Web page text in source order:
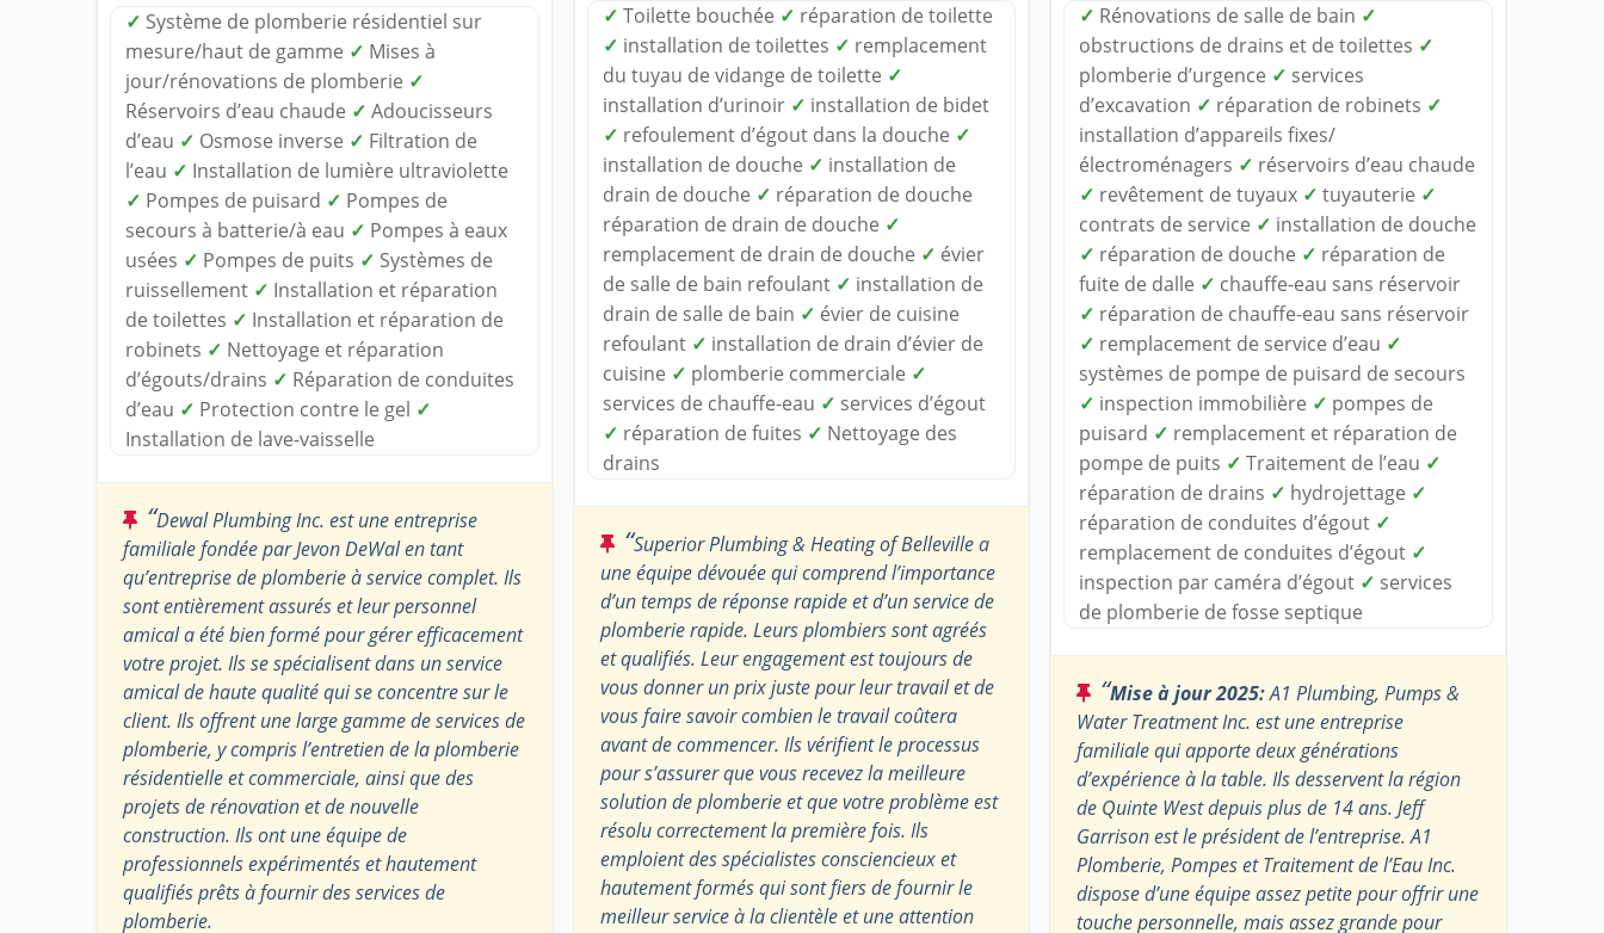
✓ Système de plomberie résidentiel sur
mesure/haut de gamme ✓ Mises à
jour/rénovations de plomberie ✓
Réservoirs d’eau chaude ✓ Adoucisseurs
d’eau ✓ Osmose inverse ✓ Filtration de
l’eau ✓ Installation de lumière ultraviolette
✓ Pompes de puisard ✓ Pompes de
secours à batterie/à eau ✓ Pompes à eaux
usées ✓ Pompes de puits ✓ Systèmes de
ruissellement ✓ Installation et réparation
de toilettes ✓ Installation et réparation de
robinets ✓ Nettoyage et réparation
d’égouts/drains ✓ Réparation de conduites
d’eau ✓ Protection contre le gel ✓
Installation de lave-vaisselle
“Dewal Plumbing Inc. est une entreprise
familiale fondée par Jevon DeWal en tant
qu’entreprise de plomberie à service complet. Ils
sont entièrement assurés et leur personnel
amical a été bien formé pour gérer efficacement
votre projet. Ils se spécialisent dans un service
amical de haute qualité qui se concentre sur le
client. Ils offrent une large gamme de services de
plomberie, y compris l’entretien de la plomberie
résidentielle et commerciale, ainsi que des
projets de rénovation et de nouvelle
construction. Ils ont une équipe de
professionnels expérimentés et hautement
qualifiés prêts à fournir des services de
plomberie.
✓ Toilette bouchée ✓ réparation de toilette
✓ installation de toilettes ✓ remplacement
du tuyau de vidange de toilette ✓
installation d’urinoir ✓ installation de bidet
✓ refoulement d’égout dans la douche ✓
installation de douche ✓ installation de
drain de douche ✓ réparation de douche
réparation de drain de douche ✓
remplacement de drain de douche ✓ évier
de salle de bain refoulant ✓ installation de
drain de salle de bain ✓ évier de cuisine
refoulant ✓ installation de drain d’évier de
cuisine ✓ plomberie commerciale ✓
services de chauffe-eau ✓ services d’égout
✓ réparation de fuites ✓ Nettoyage des
drains
“Superior Plumbing & Heating of Belleville a
une équipe dévouée qui comprend l’importance
d’un temps de réponse rapide et d’un service de
plomberie rapide. Leurs plombiers sont agréés
et qualifiés. Leur engagement est toujours de
vous donner un prix juste pour leur travail et de
vous faire savoir combien le travail coûtera
avant de commencer. Ils vérifient le processus
pour s’assurer que vous recevez la meilleure
solution de plomberie et que votre problème est
résolu correctement la première fois. Ils
emploient des spécialistes consciencieux et
hautement formés qui sont fiers de fournir le
meilleur service à la clientèle et une attention
✓ Rénovations de salle de bain ✓
obstructions de drains et de toilettes ✓
plomberie d’urgence ✓ services
d’excavation ✓ réparation de robinets ✓
installation d’appareils fixes/
électroménagers ✓ réservoirs d’eau chaude
✓ revêtement de tuyaux ✓ tuyauterie ✓
contrats de service ✓ installation de douche
✓ réparation de douche ✓ réparation de
fuite de dalle ✓ chauffe-eau sans réservoir
✓ réparation de chauffe-eau sans réservoir
✓ remplacement de service d’eau ✓
systèmes de pompe de puisard de secours
✓ inspection immobilière ✓ pompes de
puisard ✓ remplacement et réparation de
pompe de puits ✓ Traitement de l’eau ✓
réparation de drains ✓ hydrojettage ✓
réparation de conduites d’égout ✓
remplacement de conduites d’égout ✓
inspection par caméra d’égout ✓ services
de plomberie de fosse septique
“Mise à jour 2025:A1 Plumbing, Pumps &
Water Treatment Inc. est une entreprise
familiale qui apporte deux générations
d’expérience à la table. Ils desservent la région
de Quinte West depuis plus de 14 ans. Jeff
Garrison est le président de l’entreprise. A1
Plomberie, Pompes et Traitement de l’Eau Inc.
dispose d’une équipe assez petite pour offrir une
touche personnelle, mais assez grande pour